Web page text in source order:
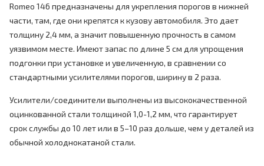
Romeo 146 предназначены для укрепления порогов в нижней
части, там, где они крепятся к кузову автомобиля. Это дает
толщину 2,4 мм, а значит повышенную прочность в самом
уязвимом месте. Имеют запас по длине 5 см для упрощения
подгонки при установке и увеличенную, в сравнении со
стандартными усилителями порогов, ширину в 2 раза.
Усилители/соединители выполнены из высококачественной
оцинкованной стали толщиной 1,0-1,2 мм, что гарантирует
срок службы до 10 лет или в 5–10 раз дольше, чем у деталей из
обычной холоднокатаной стали.